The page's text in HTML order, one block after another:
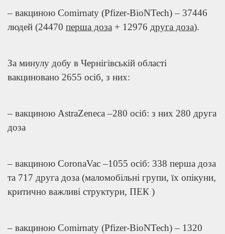
– вакциною Comirnaty (Pfizer-BioNTech) – 37446
людей (24470 перша доза + 12976 друга доза).
За минулу добу в Чернігівській області
вакциновано 2655 осіб, з них:
– вакциною AstraZeneca –280 осіб: з них 280 друга
доза
– вакциною CoronaVac –1055 осіб: 338 перша доза
та 717 друга доза (маломобільні групи, їх опікуни,
критично важливі структури, ПЕК )
– вакциною Comirnaty (Pfizer-BioNTech) – 1320